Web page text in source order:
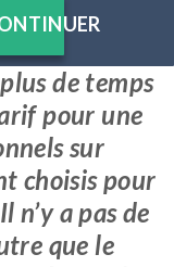
de temps
pour une
sur
choisis pour
n’y a pas de
que le